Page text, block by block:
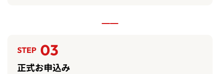
STEP 03
正式お申込み